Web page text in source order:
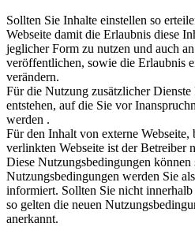
Sollten Sie Inhalte einstellen so
Webseite damit die Erlaubnis diese
jeglicher Form zu nutzen und auch
veröffentlichen, sowie die Erlaubnis
verändern.
Für die Nutzung zusätzlicher
entstehen, auf die Sie vor
werden .
Für den Inhalt von externe
verlinkten Webseite ist der Betreiber
Diese Nutzungsbedingungen können
Nutzungsbedingungen werden Sie
informiert. Sollten Sie nicht
so gelten die neuen
anerkannt.